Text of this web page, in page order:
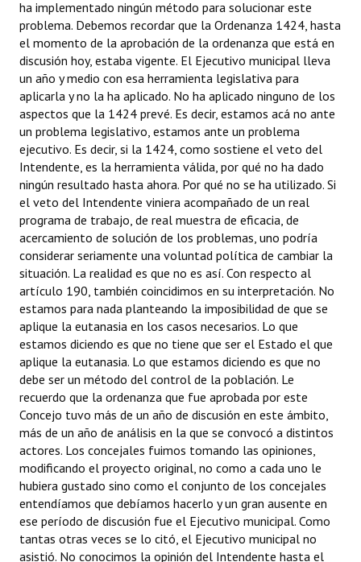
ha implementado ningún método para solucionar este
problema. Debemos recordar que la Ordenanza 1424, hasta
el momento de la aprobación de la ordenanza que está en
discusión hoy, estaba vigente. El Ejecutivo municipal lleva
un año y medio con esa herramienta legislativa para
aplicarla y no la ha aplicado. No ha aplicado ninguno de los
aspectos que la 1424 prevé. Es decir, estamos acá no ante
un problema legislativo, estamos ante un problema
ejecutivo. Es decir, si la 1424, como sostiene el veto del
Intendente, es la herramienta válida, por qué no ha dado
ningún resultado hasta ahora. Por qué no se ha utilizado. Si
el veto del Intendente viniera acompañado de un real
programa de trabajo, de real muestra de eficacia, de
acercamiento de solución de los problemas, uno podría
considerar seriamente una voluntad política de cambiar la
situación. La realidad es que no es así. Con respecto al
artículo 190, también coincidimos en su interpretación. No
estamos para nada planteando la imposibilidad de que se
aplique la eutanasia en los casos necesarios. Lo que
estamos diciendo es que no tiene que ser el Estado el que
aplique la eutanasia. Lo que estamos diciendo es que no
debe ser un método del control de la población. Le
recuerdo que la ordenanza que fue aprobada por este
Concejo tuvo más de un año de discusión en este ámbito,
más de un año de análisis en la que se convocó a distintos
actores. Los concejales fuimos tomando las opiniones,
modificando el proyecto original, no como a cada uno le
hubiera gustado sino como el conjunto de los concejales
entendíamos que debíamos hacerlo y un gran ausente en
ese período de discusión fue el Ejecutivo municipal. Como
tantas otras veces se lo citó, el Ejecutivo municipal no
asistió. No conocimos la opinión del Intendente hasta el